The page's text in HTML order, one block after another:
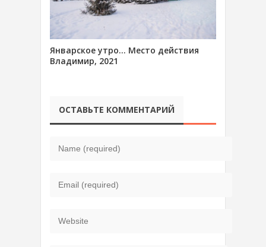
Январское утро… Место действия
Владимир, 2021
ОСТАВЬТЕ КОММЕНТАРИЙ